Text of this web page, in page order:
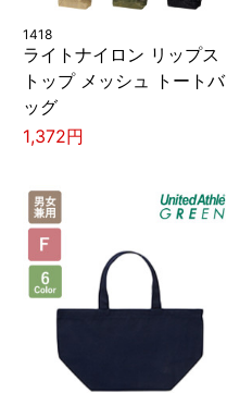
1418
ライトナイロン リップス
トップ メッシュ トートバ
ッグ
1,372円